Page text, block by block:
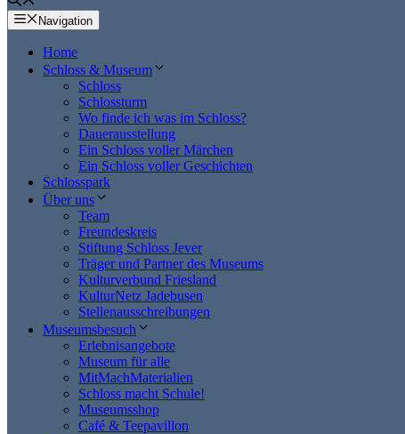
Navigation
Home
Schloss & Museum
Schloss
Schlossturm
Wo finde ich was im Schloss?
Dauerausstellung
Ein Schloss voller Märchen
Ein Schloss voller Geschichten
Schlosspark
Über uns
Team
Freundeskreis
Stiftung Schloss Jever
Träger und Partner des Museums
Kulturverbund Friesland
KulturNetz Jadebusen
Stellenausschreibungen
Museumsbesuch
Erlebnisangebote
Museum für alle
MitMachMaterialien
Schloss macht Schule!
Museumsshop
Café & Teepavillon